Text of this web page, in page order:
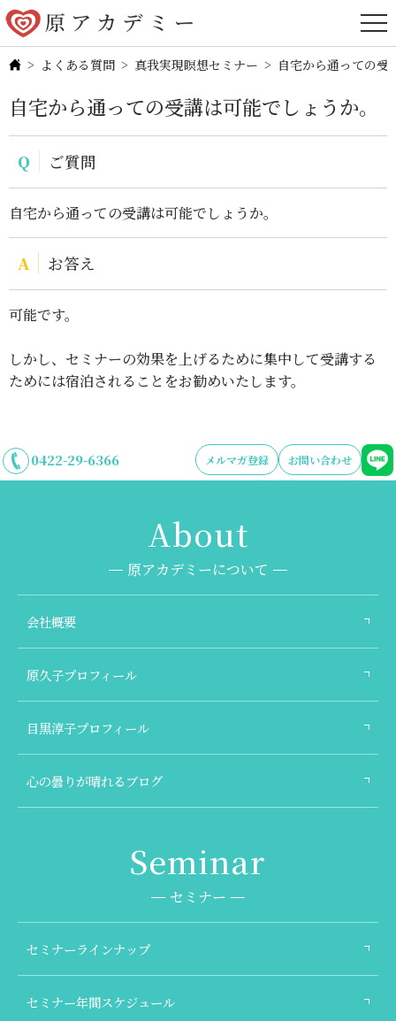
よくある質問 真我実現瞑想セミナー 自宅から通っての受
自宅から通っての受講は可能でしょうか。
ご質問
自宅から通っての受講は可能でしょうか。
お答え
可能です。
しかし、セミナーの効果を上げるために集中して受講する
ためには宿泊されることをお勧めいたします。
0422-29-6366 メルマガ登録 お問い合わせ
原アカデミーについて
会社概要
原久子プロフィール
目黒淳子プロフィール
心の曇りが晴れるブログ
セミナー
セミナーラインナップ
セミナー年間スケジュール